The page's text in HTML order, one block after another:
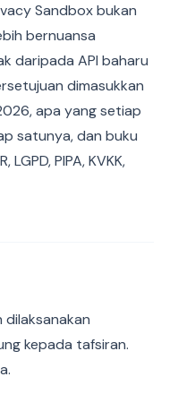
Sandbox bukan
bernuansa
daripada API baharu
dimasukkan
apa yang setiap
satunya, dan buku
PIPA, KVKK,
kepada tafsiran.